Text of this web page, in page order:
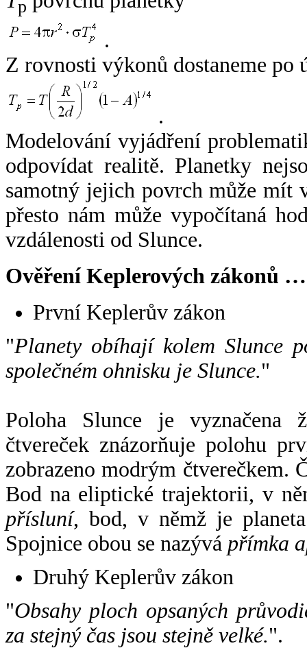
p
.
Z rovnosti výkonů dostaneme po
.
Modelování vyjádření
odpovídat realitě. Planetky
samotný jejich povrch může mít
přesto nám může vypočítaná
vzdálenosti od Slunce.
Ověření Keplerových zákonů …
První Keplerův zákon
"Planety obíhají kolem Slunce
společném ohnisku je Slunce."
Poloha Slunce je vyznačena
čtvereček znázorňuje polohu
zobrazeno modrým čtverečkem.
Bod na eliptické trajektorii, v
přísluní, bod, v němž je
Spojnice obou se nazývá přímka
Druhý Keplerův zákon
"Obsahy ploch opsaných
za stejný čas jsou stejně velké.".